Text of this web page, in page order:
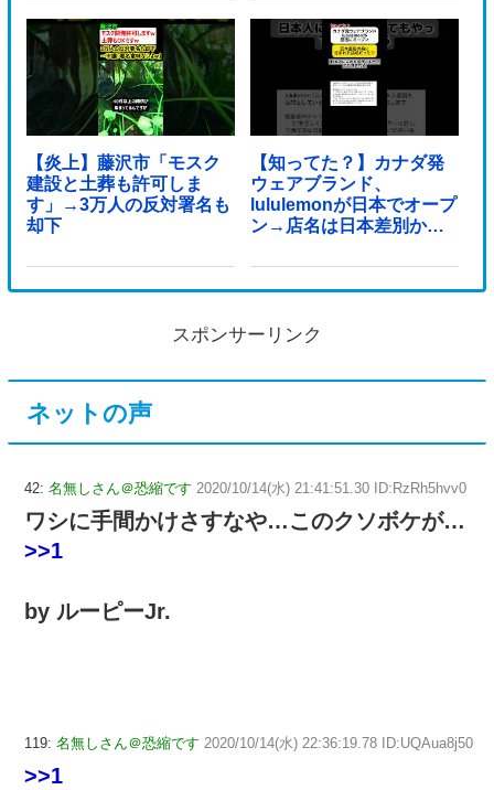
【炎上】藤沢市「モスク
建設と土葬も許可しま
す」→3万人の反対署名も
却下
【知ってた？】カナダ発
ウェアブランド、
lululemonが日本でオープ
ン→店名は日本差別から
スポンサーリンク
ネットの声
42: 名無しさん＠恐縮です 2020/10/14(水) 21:41:51.30 ID:RzRh5hvv0
ワシに手間かけさすなや…このクソボケが…
>>1
by ルーピーJr.
119: 名無しさん＠恐縮です 2020/10/14(水) 22:36:19.78 ID:UQAua8j50
>>1